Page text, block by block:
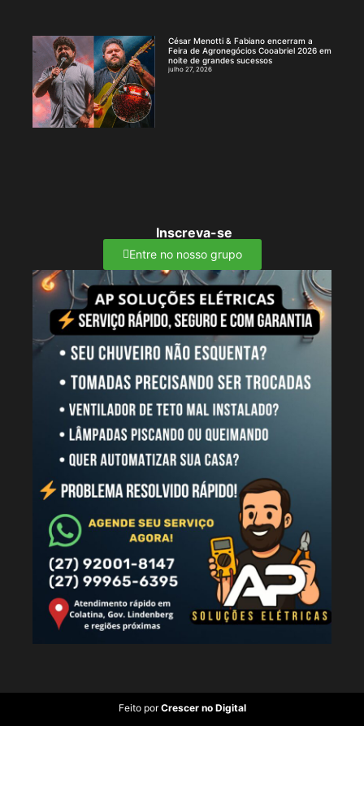
César Menotti & Fabiano encerram a
Feira de Agronegócios Cooabriel 2026 em
noite de grandes sucessos
julho 27, 2026
Inscreva-se
Entre no nosso grupo
Feito por Crescer no Digital